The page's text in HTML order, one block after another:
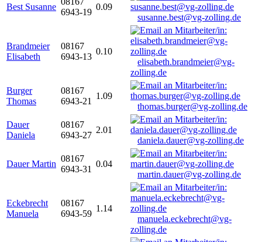
Best Susanne
6943-19
0.09
susanne.best@vg-zolling.de
Brandmeier
Elisabeth
08167
6943-13
0.10
elisabeth.brandmeier@vg-
zolling.de
Burger
Thomas
08167
6943-21
1.09
thomas.burger@vg-zolling.de
Dauer
Daniela
08167
6943-27
2.01
daniela.dauer@vg-zolling.de
Dauer Martin
08167
6943-31
0.04
martin.dauer@vg-zolling.de
Eckebrecht
Manuela
08167
6943-59
1.14
manuela.eckebrecht@vg-
zolling.de